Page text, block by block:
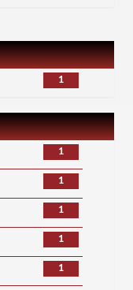
1
1
1
1
1
1